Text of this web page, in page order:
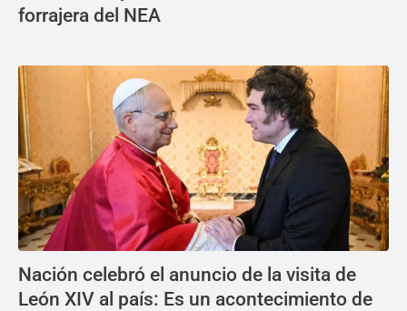
forrajera del NEA
Nación celebró el anuncio de la visita de
León XIV al país: Es un acontecimiento de